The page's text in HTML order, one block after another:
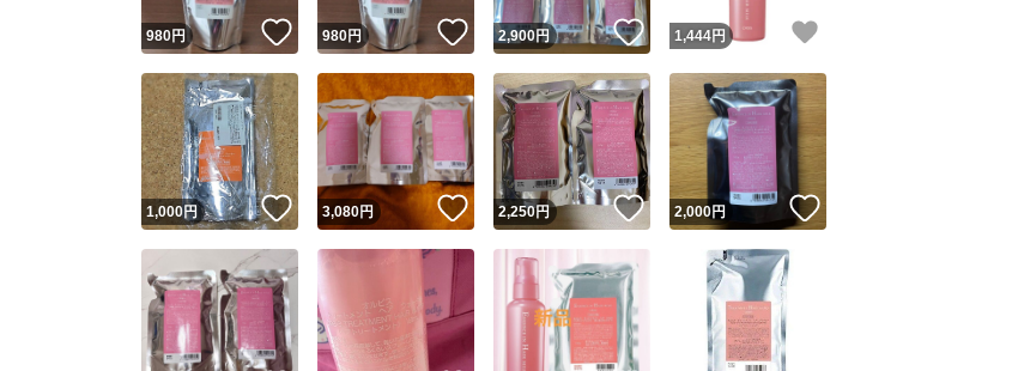
スピード発送 このユーザーは高頻度で24時間以内に発送しています
安心発送 このユーザーは設定した発送日数内に発送しています
980円 いいね！
980円 いいね！
2,900円 いいね！
1,444円
1,000円 いいね！
3,080円 いいね！
2,250円 いいね！
2,000円